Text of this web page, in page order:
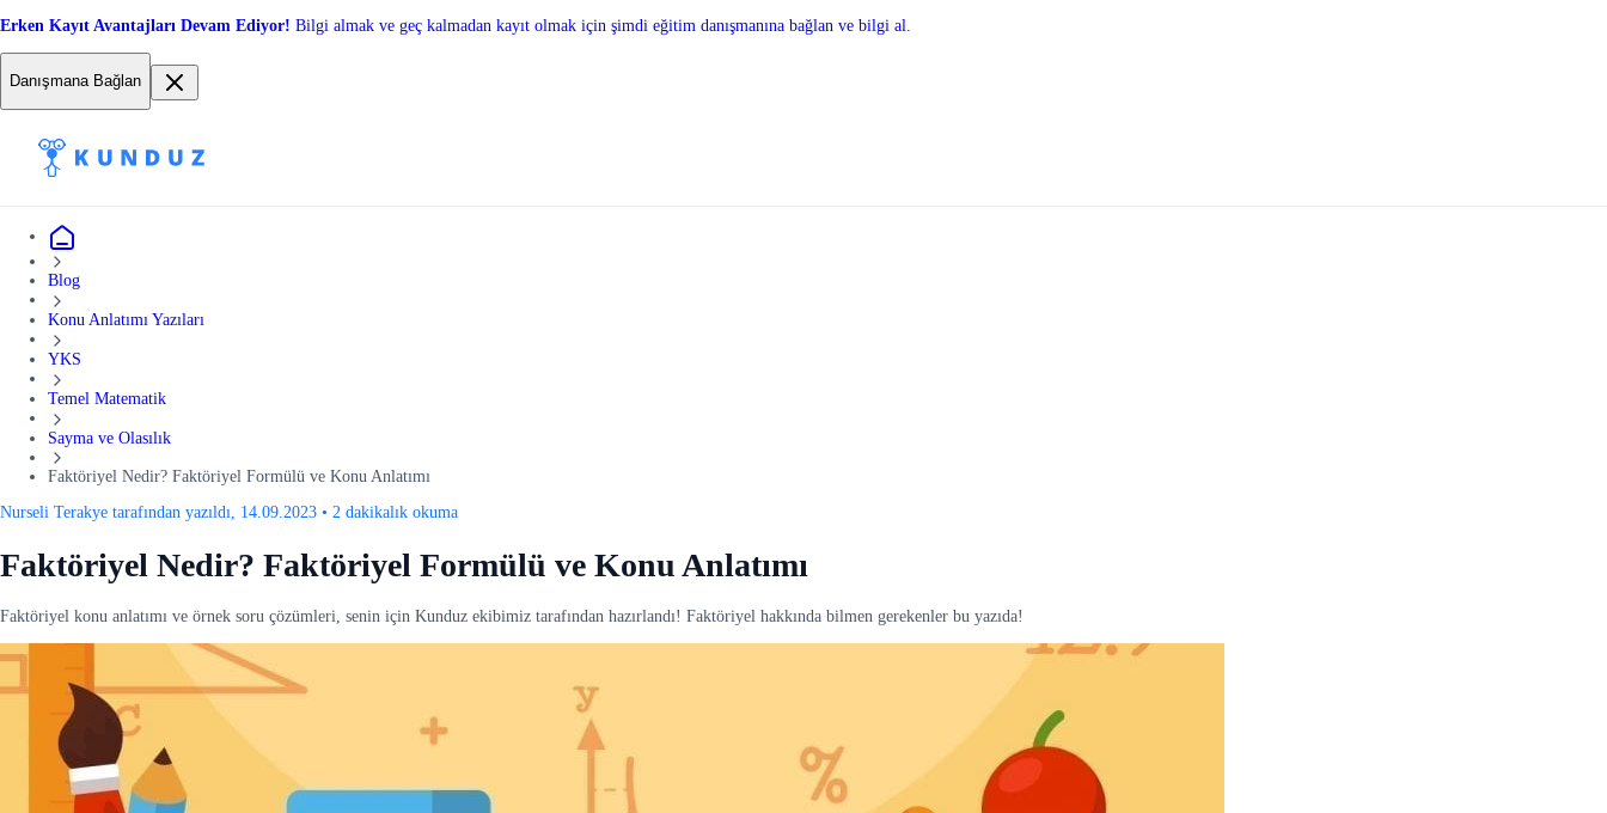
Erken Kayıt Avantajları Devam Ediyor! Bilgi almak ve geç kalmadan kayıt olmak için şimdi eğitim danışmanına bağlan ve bilgi al.
Danışmana Bağlan
Blog
Konu Anlatımı Yazıları
YKS
Temel Matematik
Sayma ve Olasılık
Faktöriyel Nedir? Faktöriyel Formülü ve Konu Anlatımı
Nurseli Terakye tarafından yazıldı, 14.09.2023 • 2 dakikalık okuma
Faktöriyel Nedir? Faktöriyel Formülü ve Konu Anlatımı
Faktöriyel konu anlatımı ve örnek soru çözümleri, senin için Kunduz ekibimiz tarafından hazırlandı! Faktöriyel hakkında bilmen gerekenler bu yazıda!